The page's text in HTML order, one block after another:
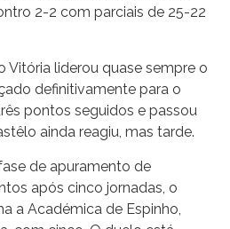
2-2 com parciais de 25-22
Vitória liderou quase sempre o
definitivamente para o
pontos seguidos e passou
ainda reagiu, mas tarde.
de apuramento de
após cinco jornadas, o
a Académica de Espinho,